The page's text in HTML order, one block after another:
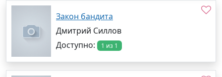
Закон бандита
Дмитрий Силлов
Доступно:
1 из 1